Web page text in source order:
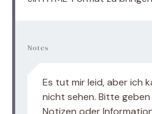
Notes
Es tut mir leid, aber ich
nicht sehen. Bitte geben
Notizen oder